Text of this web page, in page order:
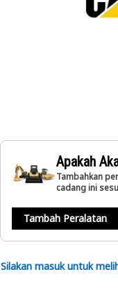
Apakah
Tambahkan
cadang ini
Tambah Peralatan
Silakan masuk untuk